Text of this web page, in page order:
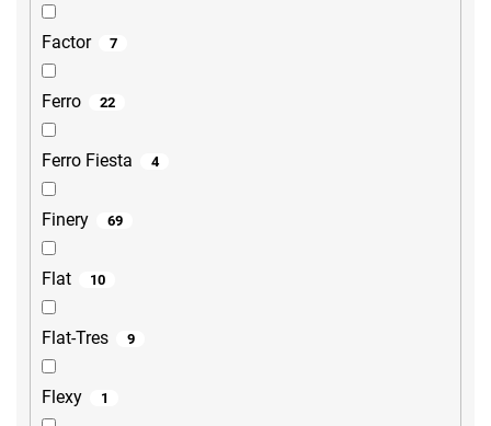
Factor 7
Ferro 22
Ferro Fiesta 4
Finery 69
Flat 10
Flat-Tres 9
Flexy 1